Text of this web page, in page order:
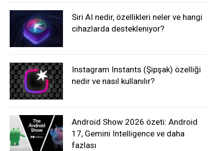
Siri AI nedir, özellikleri neler ve hangi
cihazlarda destekleniyor?
Instagram Instants (Şipşak) özelliği
nedir ve nasıl kullanılır?
Android Show 2026 özeti: Android
17, Gemini Intelligence ve daha
fazlası